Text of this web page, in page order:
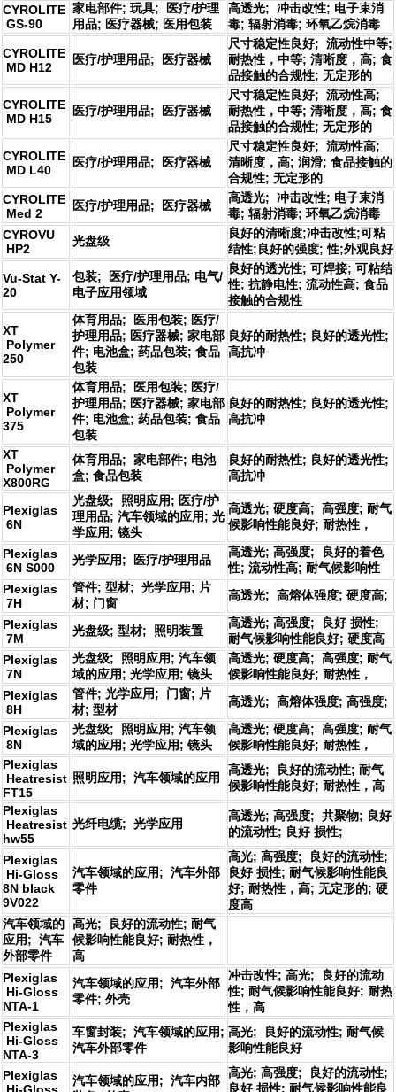
CYROLITE
GS-90
家电部件; 玩具; 医疗/护理
用品; 医疗器械; 医用包装
高透光; 冲击改性; 电子束消
毒; 辐射消毒; 环氧乙烷消毒
CYROLITE
MD H12
医疗/护理用品; 医疗器械
尺寸稳定性良好; 流动性中等;
耐热性，中等; 清晰度，高; 食
品接触的合规性; 无定形的
CYROLITE
MD H15
医疗/护理用品; 医疗器械
尺寸稳定性良好; 流动性高;
耐热性，中等; 清晰度，高; 食
品接触的合规性; 无定形的
CYROLITE
MD L40
医疗/护理用品; 医疗器械
尺寸稳定性良好; 流动性高;
清晰度，高; 润滑; 食品接触的
合规性; 无定形的
CYROLITE
Med 2
医疗/护理用品; 医疗器械
高透光; 冲击改性; 电子束消
毒; 辐射消毒; 环氧乙烷消毒
CYROVU
HP2
光盘级
良好的清晰度;冲击改性;可粘
结性;良好的强度; 性;外观良好
Vu-Stat Y-
20
包装; 医疗/护理用品; 电气/
电子应用领域
良好的透光性; 可焊接; 可粘结
性; 抗静电性; 流动性高; 食品
接触的合规性
XT
Polymer
250
体育用品; 医用包装; 医疗/
护理用品; 医疗器械; 家电部
件; 电池盒; 药品包装; 食品
包装
良好的耐热性; 良好的透光性;
高抗冲
XT
Polymer
375
体育用品; 医用包装; 医疗/
护理用品; 医疗器械; 家电部
件; 电池盒; 药品包装; 食品
包装
良好的耐热性; 良好的透光性;
高抗冲
XT
Polymer
X800RG
体育用品; 家电部件; 电池
盒; 食品包装
良好的耐热性; 良好的透光性;
高抗冲
Plexiglas
6N
光盘级; 照明应用; 医疗/护
理用品; 汽车领域的应用; 光
学应用; 镜头
高透光; 硬度高; 高强度; 耐气
候影响性能良好; 耐热性，
Plexiglas
6N S000
光学应用; 医疗/护理用品
高透光; 高强度; 良好的着色
性; 流动性高; 耐气候影响性
Plexiglas
7H
管件; 型材; 光学应用; 片
材; 门窗
高透光; 高熔体强度; 硬度高;
Plexiglas
7M
光盘级; 型材; 照明装置
高透光; 高强度; 良好 损性;
耐气候影响性能良好; 硬度高
Plexiglas
7N
光盘级; 照明应用; 汽车领
域的应用; 光学应用; 镜头
高透光; 硬度高; 高强度; 耐气
候影响性能良好; 耐热性，
Plexiglas
8H
管件; 光学应用; 门窗; 片
材; 型材
高透光; 高熔体强度; 高强度;
Plexiglas
8N
光盘级; 照明应用; 汽车领
域的应用; 光学应用; 镜头
高透光; 硬度高; 高强度; 耐气
候影响性能良好; 耐热性，
Plexiglas
Heatresist
FT15
照明应用; 汽车领域的应用
高透光; 良好的流动性; 耐气
候影响性能良好; 耐热性，高
Plexiglas
Heatresist
hw55
光纤电缆; 光学应用
高透光; 高强度; 共聚物; 良好
的流动性; 良好 损性;
Plexiglas
Hi-Gloss
8N black
9V022
汽车领域的应用; 汽车外部
零件
高光; 高强度; 良好的流动性;
良好 损性; 耐气候影响性能良
好; 耐热性，高; 无定形的; 硬
度高
汽车领域的
应用; 汽车
外部零件
高光; 良好的流动性; 耐气
候影响性能良好; 耐热性，
高
Plexiglas
Hi-Gloss
NTA-1
汽车领域的应用; 汽车外部
零件; 外壳
冲击改性; 高光; 良好的流动
性; 耐气候影响性能良好; 耐热
性，高
Plexiglas
Hi-Gloss
NTA-3
车窗封装; 汽车领域的应用;
汽车外部零件
高光; 良好的流动性; 耐气候
影响性能良好
Plexiglas
汽车领域的应用; 汽车内部
高光; 高强度; 良好的流动性;
良好 损性; 耐气候影响性能良